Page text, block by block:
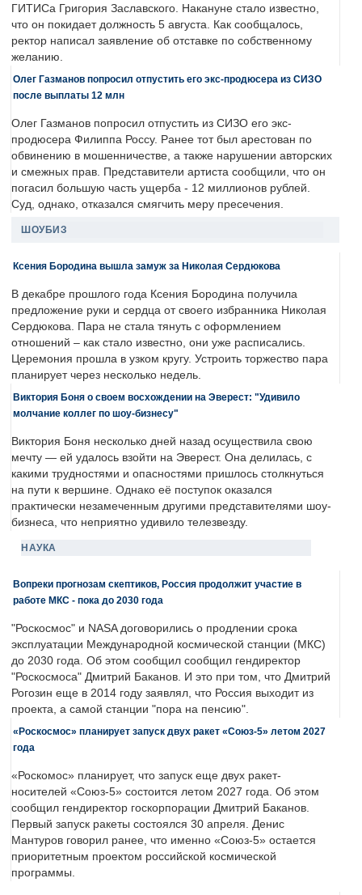
ГИТИСа Григория Заславского. Накануне стало известно,
что он покидает должность 5 августа. Как сообщалось,
ректор написал заявление об отставке по собственному
желанию.
Олег Газманов попросил отпустить его экс-продюсера из СИЗО
после выплаты 12 млн
Олег Газманов попросил отпустить из СИЗО его экс-
продюсера Филиппа Россу. Ранее тот был арестован по
обвинению в мошенничестве, а также нарушении авторских
и смежных прав. Представители артиста сообщили, что он
погасил большую часть ущерба - 12 миллионов рублей.
Суд, однако, отказался смягчить меру пресечения.
ШОУБИЗ
Ксения Бородина вышла замуж за Николая Сердюкова
В декабре прошлого года Ксения Бородина получила
предложение руки и сердца от своего избранника Николая
Сердюкова. Пара не стала тянуть с оформлением
отношений – как стало известно, они уже расписались.
Церемония прошла в узком кругу. Устроить торжество пара
планирует через несколько недель.
Виктория Боня о своем восхождении на Эверест: "Удивило
молчание коллег по шоу-бизнесу"
Виктория Боня несколько дней назад осуществила свою
мечту — ей удалось взойти на Эверест. Она делилась, с
какими трудностями и опасностями пришлось столкнуться
на пути к вершине. Однако её поступок оказался
практически незамеченным другими представителями шоу-
бизнеса, что неприятно удивило телезвезду.
НАУКА
Вопреки прогнозам скептиков, Россия продолжит участие в
работе МКС - пока до 2030 года
"Роскосмос" и NASA договорились о продлении срока
эксплуатации Международной космической станции (МКС)
до 2030 года. Об этом сообщил сообщил гендиректор
"Роскосмоса" Дмитрий Баканов. И это при том, что Дмитрий
Рогозин еще в 2014 году заявлял, что Россия выходит из
проекта, а самой станции "пора на пенсию".
«Роскосмос» планирует запуск двух ракет «Союз-5» летом 2027
года
«Роскомос» планирует, что запуск еще двух ракет-
носителей «Союз-5» состоится летом 2027 года. Об этом
сообщил гендиректор госкорпорации Дмитрий Баканов.
Первый запуск ракеты состоялся 30 апреля. Денис
Мантуров говорил ранее, что именно «Союз-5» остается
приоритетным проектом российской космической
программы.